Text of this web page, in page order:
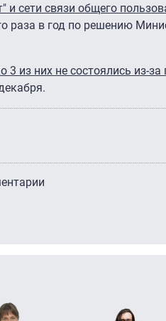
и сети связи общего
раза в год по решению
3 из них не состоялись из-